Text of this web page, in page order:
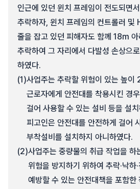
인근에 있던 윈치 프레임이 전도되면
추락하자, 윈치 프레임의 컨트롤러 및
줄을 잡고 있던 피해자도 함께 18m
추락하여 그 자리에서 다발성 손상으
하였다.
(1)사업주는 추락할 위험이 있는 높이
근로자에게 안전대를 착용시킨 경
걸어 사용할 수 있는 설비 등을 설
피고인은 안전대를 안전하게 걸어
부착설비를 설치하지 아니하였다.
(2)사업주는 중량물의 취급 작업을 하
위험을 방지하기 위하여 추락·낙하
예방할 수 있는 안전대책을 포함한